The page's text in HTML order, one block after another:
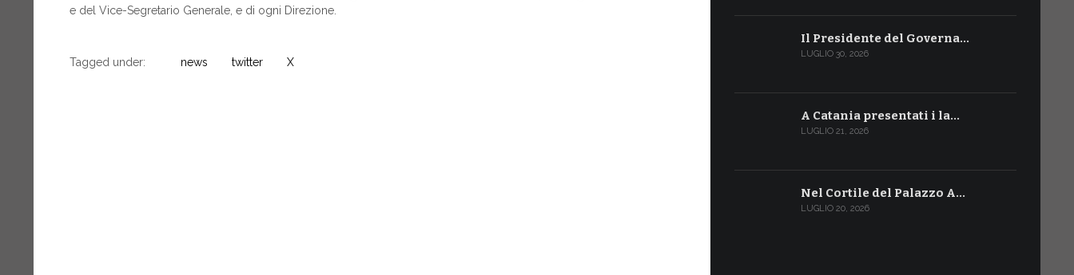
e del Vice-Segretario Generale, e di ogni Direzione.
Tagged under: news twitter X
Il Presidente del Governa…
LUGLIO 30, 2026
A Catania presentati i la…
LUGLIO 21, 2026
Nel Cortile del Palazzo A…
LUGLIO 20, 2026